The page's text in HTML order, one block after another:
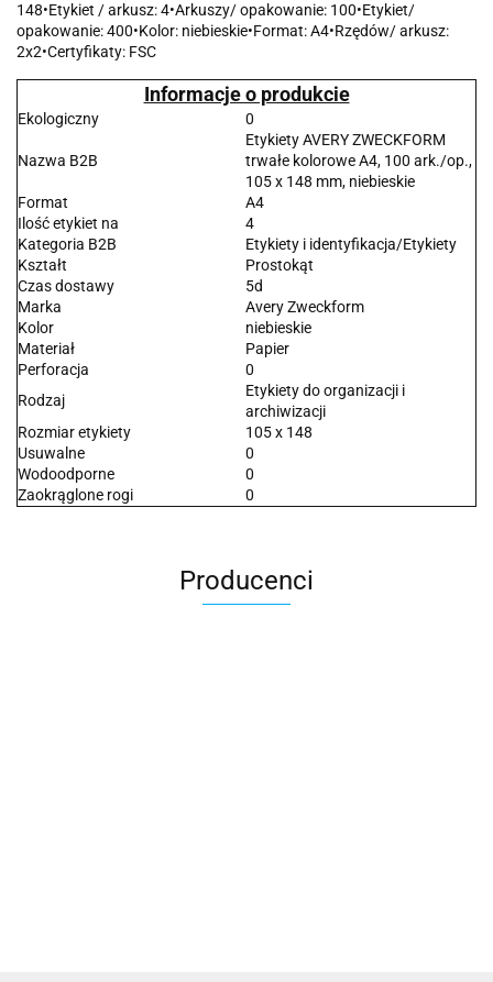
148•Etykiet / arkusz: 4•Arkuszy/ opakowanie: 100•Etykiet/
opakowanie: 400•Kolor: niebieskie•Format: A4•Rzędów/ arkusz:
2x2•Certyfikaty: FSC
Informacje o produkcie
Ekologiczny 0
Nazwa B2B
Etykiety AVERY ZWECKFORM
trwałe kolorowe A4, 100 ark./op.,
105 x 148 mm, niebieskie
Format
A4
Ilość etykiet na
4
Kategoria B2B
Etykiety i identyfikacja/Etykiety
Kształt
Prostokąt
Czas dostawy
5d
Marka
Avery Zweckform
Kolor
niebieskie
Materiał
Papier
Perforacja
0
Rodzaj
Etykiety do organizacji i
archiwizacji
Rozmiar etykiety
105 x 148
Usuwalne
0
Wodoodporne
0
Zaokrąglone rogi
0
Producenci